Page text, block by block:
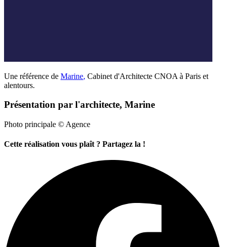
Une référence de Marine, Cabinet d'Architecte CNOA à Paris et
alentours.
Présentation par l'architecte, Marine
Photo principale © Agence
Cette réalisation vous plaît ? Partagez la !